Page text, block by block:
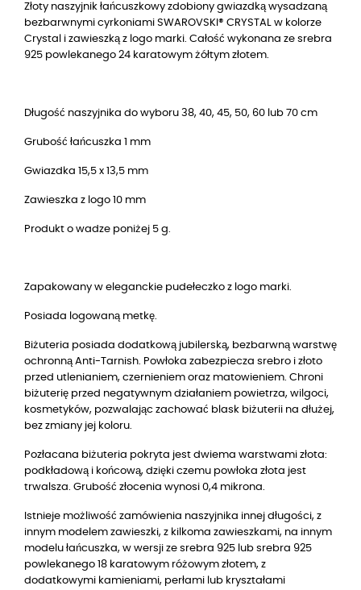
Złoty naszyjnik łańcuszkowy zdobiony gwiazdką wysadzaną
bezbarwnymi cyrkoniami SWAROVSKI® CRYSTAL w kolorze
Crystal i zawieszką z logo marki. Całość wykonana ze srebra
925 powlekanego 24 karatowym żółtym złotem.
Długość naszyjnika do wyboru 38, 40, 45, 50, 60 lub 70 cm
Grubość łańcuszka 1 mm
Gwiazdka 15,5 x 13,5 mm
Zawieszka z logo 10 mm
Produkt o wadze poniżej 5 g.
Zapakowany w eleganckie pudełeczko z logo marki.
Posiada logowaną metkę.
Biżuteria posiada dodatkową jubilerską, bezbarwną warstwę
ochronną Anti-Tarnish. Powłoka zabezpiecza srebro i złoto
przed utlenianiem, czernieniem oraz matowieniem. Chroni
biżuterię przed negatywnym działaniem powietrza, wilgoci,
kosmetyków, pozwalając zachować blask biżuterii na dłużej,
bez zmiany jej koloru.
Pozłacana biżuteria pokryta jest dwiema warstwami złota:
podkładową i końcową, dzięki czemu powłoka złota jest
trwalsza. Grubość złocenia wynosi 0,4 mikrona.
Istnieje możliwość zamówienia naszyjnika innej długości, z
innym modelem zawieszki, z kilkoma zawieszkami, na innym
modelu łańcuszka, w wersji ze srebra 925 lub srebra 925
powlekanego 18 karatowym różowym złotem, z
dodatkowymi kamieniami, perłami lub kryształami